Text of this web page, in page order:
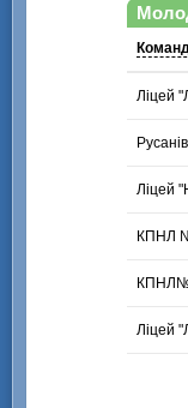
Ліцей
Ліцей
КПНЛ
КПНЛ№
Ліцей